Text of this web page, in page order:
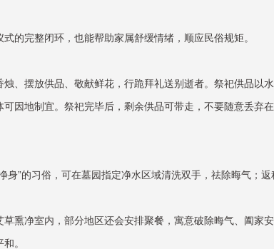
的完整闭环，也能帮助家属舒缓情绪，顺应民俗规矩。
、摆放供品、敬献鲜花，行跪拜礼送别逝者。祭祀供品以水
因地制宜。祭祀完毕后，剩余供品可带走，不要随意丢弃
”的习俗，可在墓园指定净水区域清洗双手，祛除晦气；返
熏净室内，部分地区还会安排聚餐，寓意破除晦气、阖家安
。